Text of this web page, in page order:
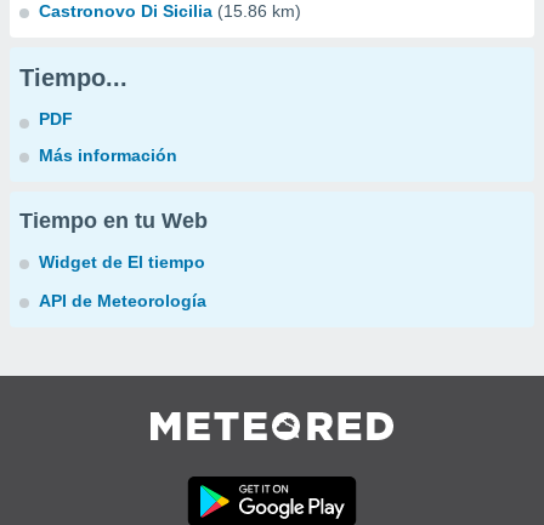
Castronovo Di Sicilia (15.86 km)
Tiempo...
PDF
Más información
Tiempo en tu Web
Widget de El tiempo
API de Meteorología